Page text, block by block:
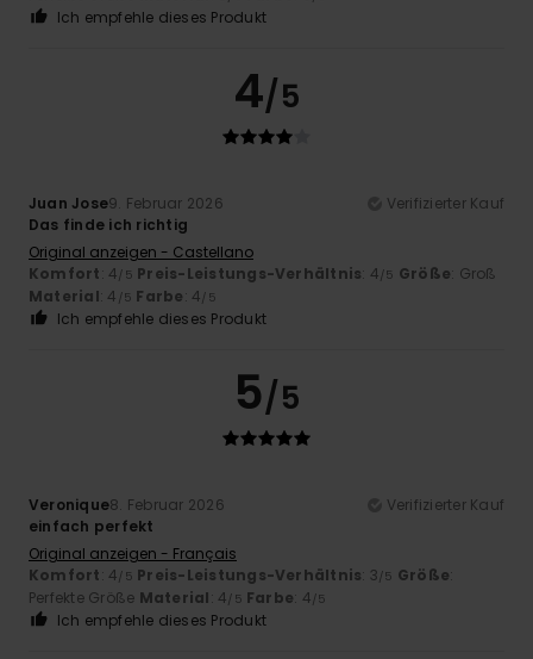
Ich empfehle dieses Produkt
4/5
Juan Jose9. Februar 2026
Verifizierter Kauf
Das finde ich richtig
Original anzeigen - Castellano
Komfort: 4 /5 Preis-Leistungs-Verhältnis: 4 /5 Größe: Groß
Material: 4 /5 Farbe: 4 /5
Ich empfehle dieses Produkt
5/5
Veronique8. Februar 2026
Verifizierter Kauf
einfach perfekt
Original anzeigen - Français
Komfort: 4 /5 Preis-Leistungs-Verhältnis: 3 /5 Größe:
Perfekte Größe Material: 4 /5 Farbe: 4 /5
Ich empfehle dieses Produkt